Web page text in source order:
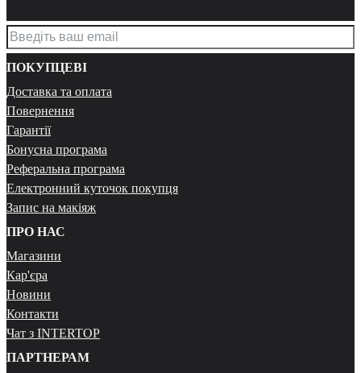
ПОКУПЦЕВІ
Доставка та оплата
Повернення
Гарантії
Бонусна програма
Реферальна програма
Електронний куточок покупця
Запис на макіяж
ПРО НАС
Магазини
Кар'єра
Новини
Контакти
Чат з INTERTOP
ПАРТНЕРАМ